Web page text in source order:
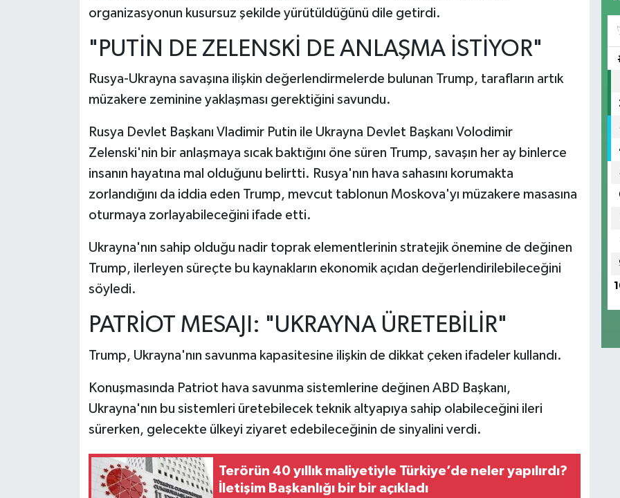
organizasyonun kusursuz şekilde yürütüldüğünü dile getirdi.
"PUTİN DE ZELENSKİ DE ANLAŞMA İSTİYOR"
Rusya-Ukrayna savaşına ilişkin değerlendirmelerde bulunan Trump, tarafların artık
müzakere zeminine yaklaşması gerektiğini savundu.
Rusya Devlet Başkanı Vladimir Putin ile Ukrayna Devlet Başkanı Volodimir
Zelenski'nin bir anlaşmaya sıcak baktığını öne süren Trump, savaşın her ay binlerce
insanın hayatına mal olduğunu belirtti. Rusya'nın hava sahasını korumakta
zorlandığını da iddia eden Trump, mevcut tablonun Moskova'yı müzakere masasına
oturmaya zorlayabileceğini ifade etti.
Ukrayna'nın sahip olduğu nadir toprak elementlerinin stratejik önemine de değinen
Trump, ilerleyen süreçte bu kaynakların ekonomik açıdan değerlendirilebileceğini
söyledi.
PATRİOT MESAJI: "UKRAYNA ÜRETEBİLİR"
Trump, Ukrayna'nın savunma kapasitesine ilişkin de dikkat çeken ifadeler kullandı.
Konuşmasında Patriot hava savunma sistemlerine değinen ABD Başkanı,
Ukrayna'nın bu sistemleri üretebilecek teknik altyapıya sahip olabileceğini ileri
sürerken, gelecekte ülkeyi ziyaret edebileceğinin de sinyalini verdi.
Terörün 40 yıllık maliyetiyle Türkiye’de neler yapılırdı?
İletişim Başkanlığı bir bir açıkladı